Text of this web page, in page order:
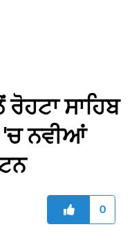
ਸਾਹਿਬ
'ਚ ਨਵੀਆਂ
0